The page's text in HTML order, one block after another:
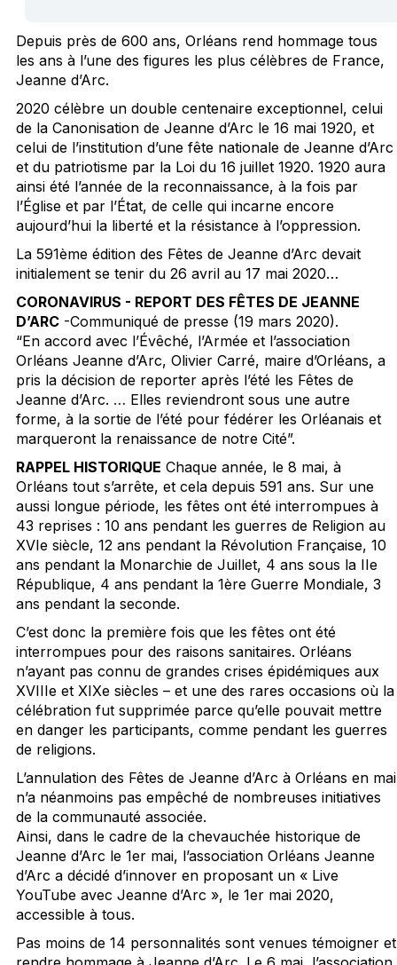
Depuis près de 600 ans, Orléans rend hommage tous
les ans à l’une des figures les plus célèbres de France,
Jeanne d’Arc.
2020 célèbre un double centenaire exceptionnel, celui
de la Canonisation de Jeanne d’Arc le 16 mai 1920, et
celui de l’institution d’une fête nationale de Jeanne d’Arc
et du patriotisme par la Loi du 16 juillet 1920. 1920 aura
ainsi été l’année de la reconnaissance, à la fois par
l’Église et par l’État, de celle qui incarne encore
aujourd’hui la liberté et la résistance à l’oppression.
La 591ème édition des Fêtes de Jeanne d’Arc devait
initialement se tenir du 26 avril au 17 mai 2020…
CORONAVIRUS - REPORT DES FÊTES DE JEANNE
D’ARC -Communiqué de presse (19 mars 2020).
“En accord avec l’Évêché, l’Armée et l’association
Orléans Jeanne d’Arc, Olivier Carré, maire d’Orléans, a
pris la décision de reporter après l’été les Fêtes de
Jeanne d’Arc. … Elles reviendront sous une autre
forme, à la sortie de l’été pour fédérer les Orléanais et
marqueront la renaissance de notre Cité”.
RAPPEL HISTORIQUE Chaque année, le 8 mai, à
Orléans tout s’arrête, et cela depuis 591 ans. Sur une
aussi longue période, les fêtes ont été interrompues à
43 reprises : 10 ans pendant les guerres de Religion au
XVIe siècle, 12 ans pendant la Révolution Française, 10
ans pendant la Monarchie de Juillet, 4 ans sous la IIe
République, 4 ans pendant la 1ère Guerre Mondiale, 3
ans pendant la seconde.
C’est donc la première fois que les fêtes ont été
interrompues pour des raisons sanitaires. Orléans
n’ayant pas connu de grandes crises épidémiques aux
XVIIIe et XIXe siècles – et une des rares occasions où la
célébration fut supprimée parce qu’elle pouvait mettre
en danger les participants, comme pendant les guerres
de religions.
L’annulation des Fêtes de Jeanne d’Arc à Orléans en mai
n’a néanmoins pas empêché de nombreuses initiatives
de la communauté associée.
Ainsi, dans le cadre de la chevauchée historique de
Jeanne d’Arc le 1er mai, l’association Orléans Jeanne
d’Arc a décidé d’innover en proposant un « Live
YouTube avec Jeanne d’Arc », le 1er mai 2020,
accessible à tous.
Pas moins de 14 personnalités sont venues témoigner et